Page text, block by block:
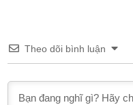
Theo dõi bình luận